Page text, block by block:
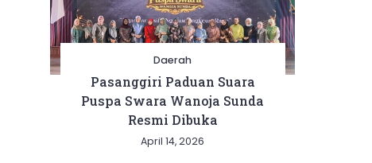
Daerah
Pasanggiri Paduan Suara
Puspa Swara Wanoja Sunda
Resmi Dibuka
April 14, 2026